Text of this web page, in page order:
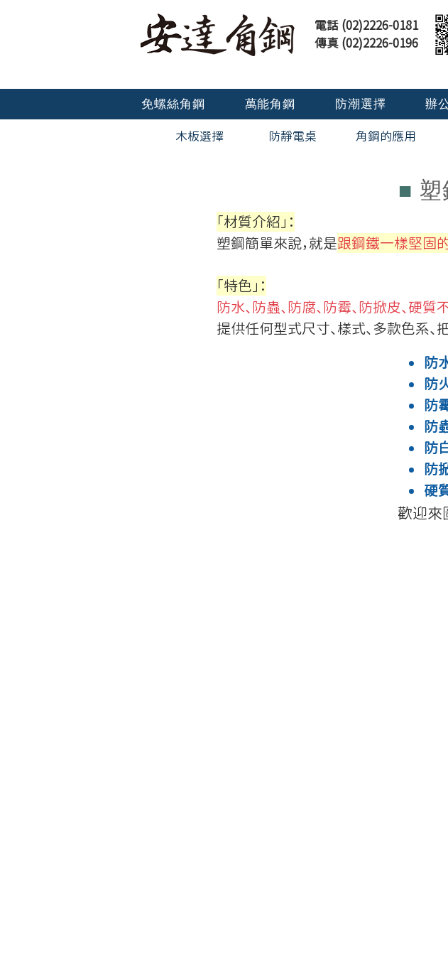
電話 (02)2226-0181
傳真 (02)2226-0196
免螺絲角鋼 萬能角鋼 防潮選擇 辦
木板選擇 防靜電桌 角鋼的應用
■ 塑
「材質介紹」：
塑鋼簡單來說，就是跟鋼鐵一樣堅固
「特色」：
防水、防蟲、防腐、防霉、防掀皮、硬質
提供任何型式尺寸、樣式、多款色系、
防
防
防
防
防
防
硬
歡迎來